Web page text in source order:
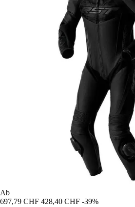
Ab
697,79 CHF 428,40 CHF -39%